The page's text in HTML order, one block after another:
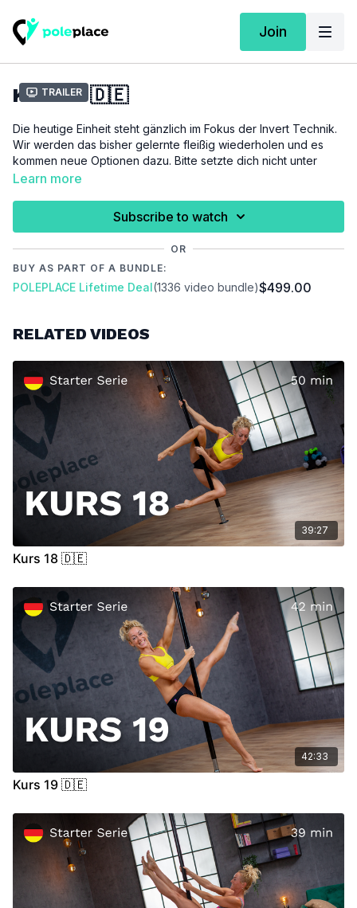
Join
Trailer
KURS 11 🇩🇪
Die heutige Einheit steht gänzlich im Fokus der Invert Technik.
Wir werden das bisher gelernte fleißig wiederholen und es
kommen neue Optionen dazu. Bitte setzte dich nicht unter
Druck, jeder braucht unterschiedlich lange zum Erlernen der
In diesem Kurs lernen wir folgende Techniken:
Supergirl/Chair/ Carousel/
andere unbekannte Symptome in Gelenken, deiner Muskulatur
zu einer medizinischen Konsultation.
Video Chapter:
00:00Introduction
00:12
Warm Up
09:35Technik
Cool Down (Upper Body Relief)
Learn more
Subscribe to watch
OR
BUY AS PART OF A BUNDLE:
POLEPLACE Lifetime Deal(1336 video bundle)$499.00
RELATED VIDEOS
39:27
Kurs 18 🇩🇪
42:33
Kurs 19 🇩🇪